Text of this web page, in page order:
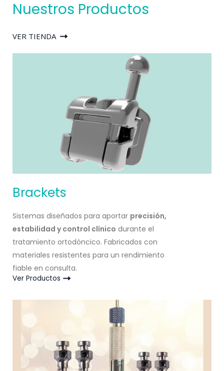
Nuestros Productos
VER TIENDA
Brackets
Sistemas diseñados para aportar precisión,
estabilidad y control clínico durante el
tratamiento ortodóncico. Fabricados con
materiales resistentes para un rendimiento
fiable en consulta.
Ver Productos